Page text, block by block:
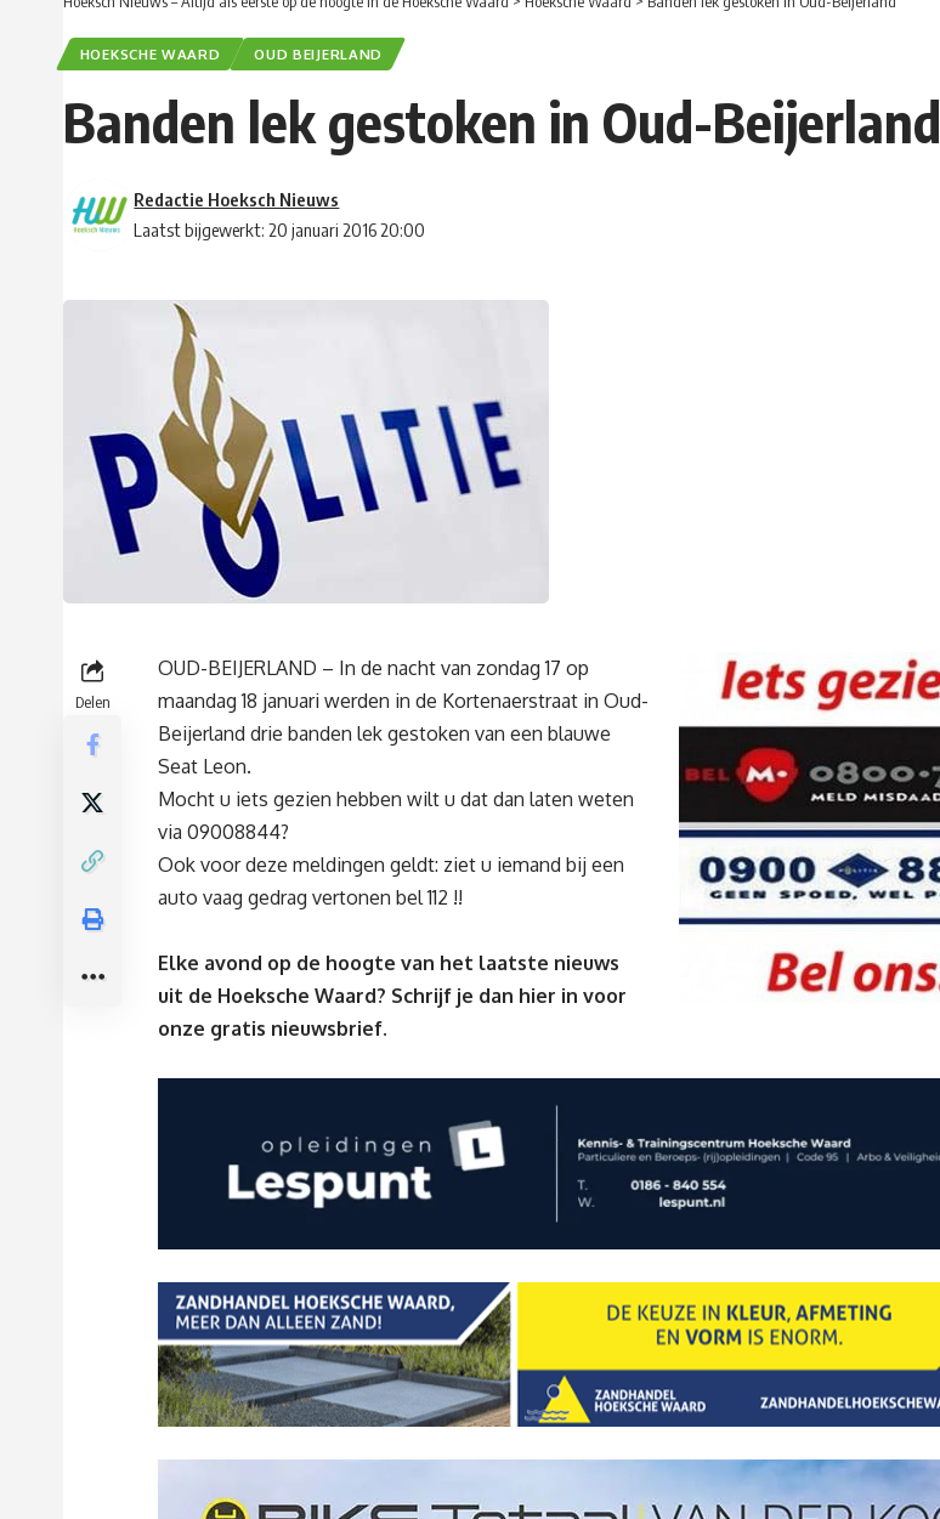
HOEKSCHE WAARD OUD BEIJERLAND
Banden lek gestoken in Oud-Beijerland
Laatst bijgewerkt: 20 januari 2016 20:00
Redactie Hoeksch Nieuws
Delen
OUD-BEIJERLAND – In de nacht van zondag 17 op
maandag 18 januari werden in de Kortenaerstraat in Oud-
Beijerland drie banden lek gestoken van een blauwe
Seat Leon.
Mocht u iets gezien hebben wilt u dat dan laten weten
via 09008844?
Ook voor deze meldingen geldt: ziet u iemand bij een
auto vaag gedrag vertonen bel 112 !!
Elke avond op de hoogte van het laatste nieuws
uit de Hoeksche Waard? Schrijf je dan hier in voor
onze gratis nieuwsbrief.